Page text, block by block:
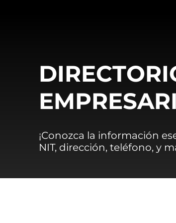
¡Conozca la información
NIT, dirección, teléfono, y